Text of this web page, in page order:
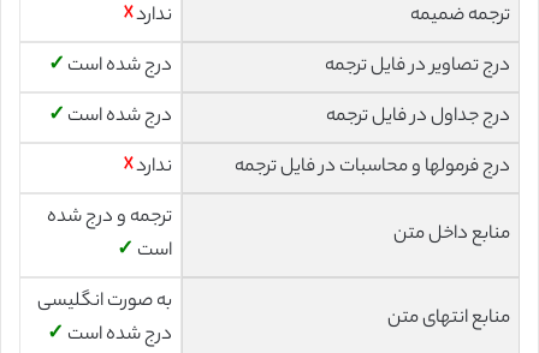
ترجمه ضمیمه
ندارد☓
درج تصاویر در فایل ترجمه
درج شده است ✓
درج جداول در فایل ترجمه
درج شده است ✓
درج فرمولها و محاسبات در فایل ترجمه
ندارد☓
منابع داخل متن
ترجمه و درج شده
است ✓
منابع انتهای متن
به صورت انگلیسی
درج شده است ✓